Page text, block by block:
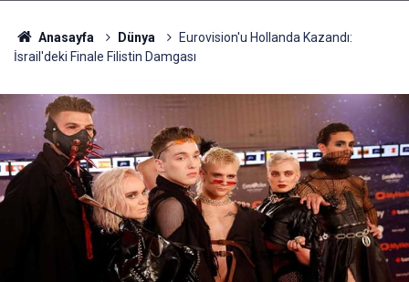
Anasayfa Dünya
Eurovision'u Hollanda Kazandı:
İsrail'deki Finale Filistin Damgası